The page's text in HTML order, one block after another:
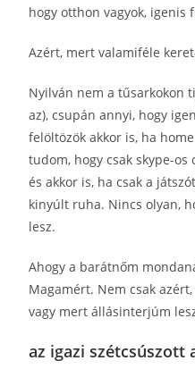
hogy otthon vagyok, igenis
Azért, mert valamiféle
Nyilván nem a tűsarkokon
az), csupán annyi, hogy
felöltözök akkor is, ha
tudom, hogy csak skype-
és akkor is, ha csak a
kinyúlt ruha. Nincs olyan,
lesz.
Ahogy a barátnőm
Magamért. Nem csak
vagy mert állásinterjúm
az igazi szétcsúszott